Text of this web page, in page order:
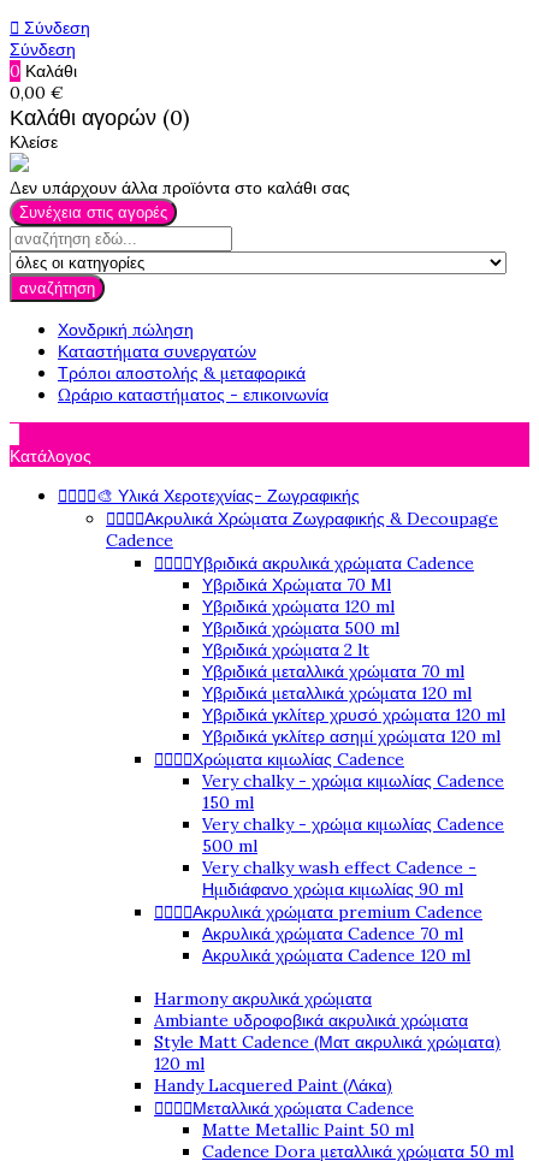
 Σύνδεση
Σύνδεση
0 Καλάθι
0,00 €
Καλάθι αγορών (0)
Κλείσε
Δεν υπάρχουν άλλα προϊόντα στο καλάθι σας
Συνέχεια στις αγορές
αναζήτηση
Χονδρική πώληση
Καταστήματα συνεργατών
Τρόποι αποστολής & μεταφορικά
Ωράριο καταστήματος - επικοινωνία
Κατάλογος
🎨 Υλικά Χεροτεχνίας- Ζωγραφικής
Ακρυλικά Χρώματα Ζωγραφικής & Decoupage
Cadence
Υβριδικά ακρυλικά χρώματα Cadence
Υβριδικά Χρώματα 70 Ml
Υβριδικά χρώματα 120 ml
Υβριδικά χρώματα 500 ml
Υβριδικά χρώματα 2 lt
Υβριδικά μεταλλικά χρώματα 70 ml
Υβριδικά μεταλλικά χρώματα 120 ml
Υβριδικά γκλίτερ χρυσό χρώματα 120 ml
Υβριδικά γκλίτερ ασημί χρώματα 120 ml
Χρώματα κιμωλίας Cadence
Very chalky - χρώμα κιμωλίας Cadence
150 ml
Very chalky - χρώμα κιμωλίας Cadence
500 ml
Very chalky wash effect Cadence -
Ημιδιάφανο χρώμα κιμωλίας 90 ml
Ακρυλικά χρώματα premium Cadence
Ακρυλικά χρώματα Cadence 70 ml
Ακρυλικά χρώματα Cadence 120 ml
Harmony ακρυλικά χρώματα
Ambiante υδροφοβικά ακρυλικά χρώματα
Style Matt Cadence (Ματ ακρυλικά χρώματα)
120 ml
Handy Lacquered Paint (Λάκα)
Μεταλλικά χρώματα Cadence
Matte Metallic Paint 50 ml
Cadence Dora μεταλλικά χρώματα 50 ml